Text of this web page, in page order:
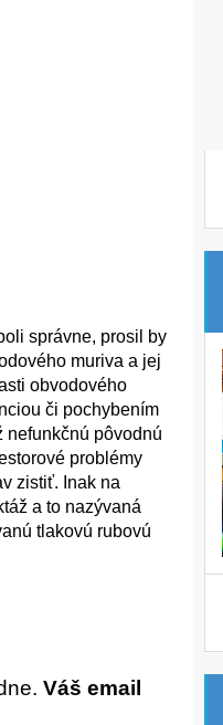
správne, prosil by
muriva a jej
obvodového
či pochybením
nefunkčnú pôvodnú
problémy
zistiť. Inak na
a to nazývaná
tlakovú rubovú
Váš email